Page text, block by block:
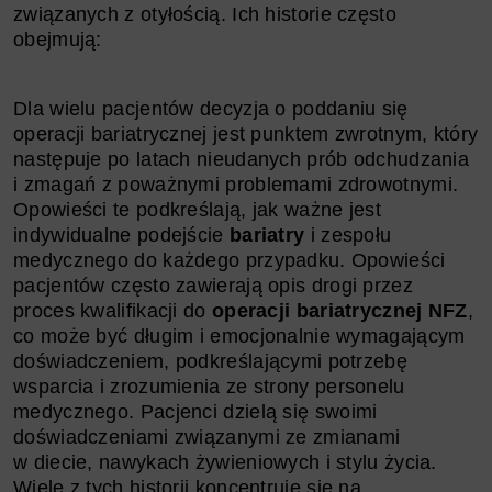
związanych z otyłością. Ich historie często
obejmują:
Dla wielu pacjentów decyzja o poddaniu się
operacji bariatrycznej jest punktem zwrotnym, który
następuje po latach nieudanych prób odchudzania
i zmagań z poważnymi problemami zdrowotnymi.
Opowieści te podkreślają, jak ważne jest
indywidualne podejście bariatry i zespołu
medycznego do każdego przypadku. Opowieści
pacjentów często zawierają opis drogi przez
proces kwalifikacji do operacji bariatrycznej NFZ,
co może być długim i emocjonalnie wymagającym
doświadczeniem, podkreślającymi potrzebę
wsparcia i zrozumienia ze strony personelu
medycznego. Pacjenci dzielą się swoimi
doświadczeniami związanymi ze zmianami
w diecie, nawykach żywieniowych i stylu życia.
Wiele z tych historii koncentruje się na